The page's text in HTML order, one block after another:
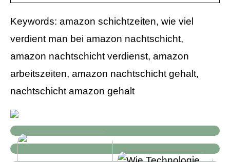
Keywords: amazon schichtzeiten, wie viel
verdient man bei amazon nachtschicht,
amazon nachtschicht verdienst, amazon
arbeitszeiten, amazon nachtschicht gehalt,
nachtschicht amazon gehalt